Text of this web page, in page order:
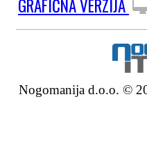
GRAFIČNA VERZIJA
Nogomanija d.o.o. ©